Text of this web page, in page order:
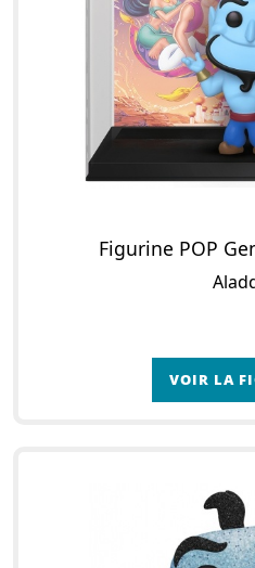
Figurine POP
VOIR LA